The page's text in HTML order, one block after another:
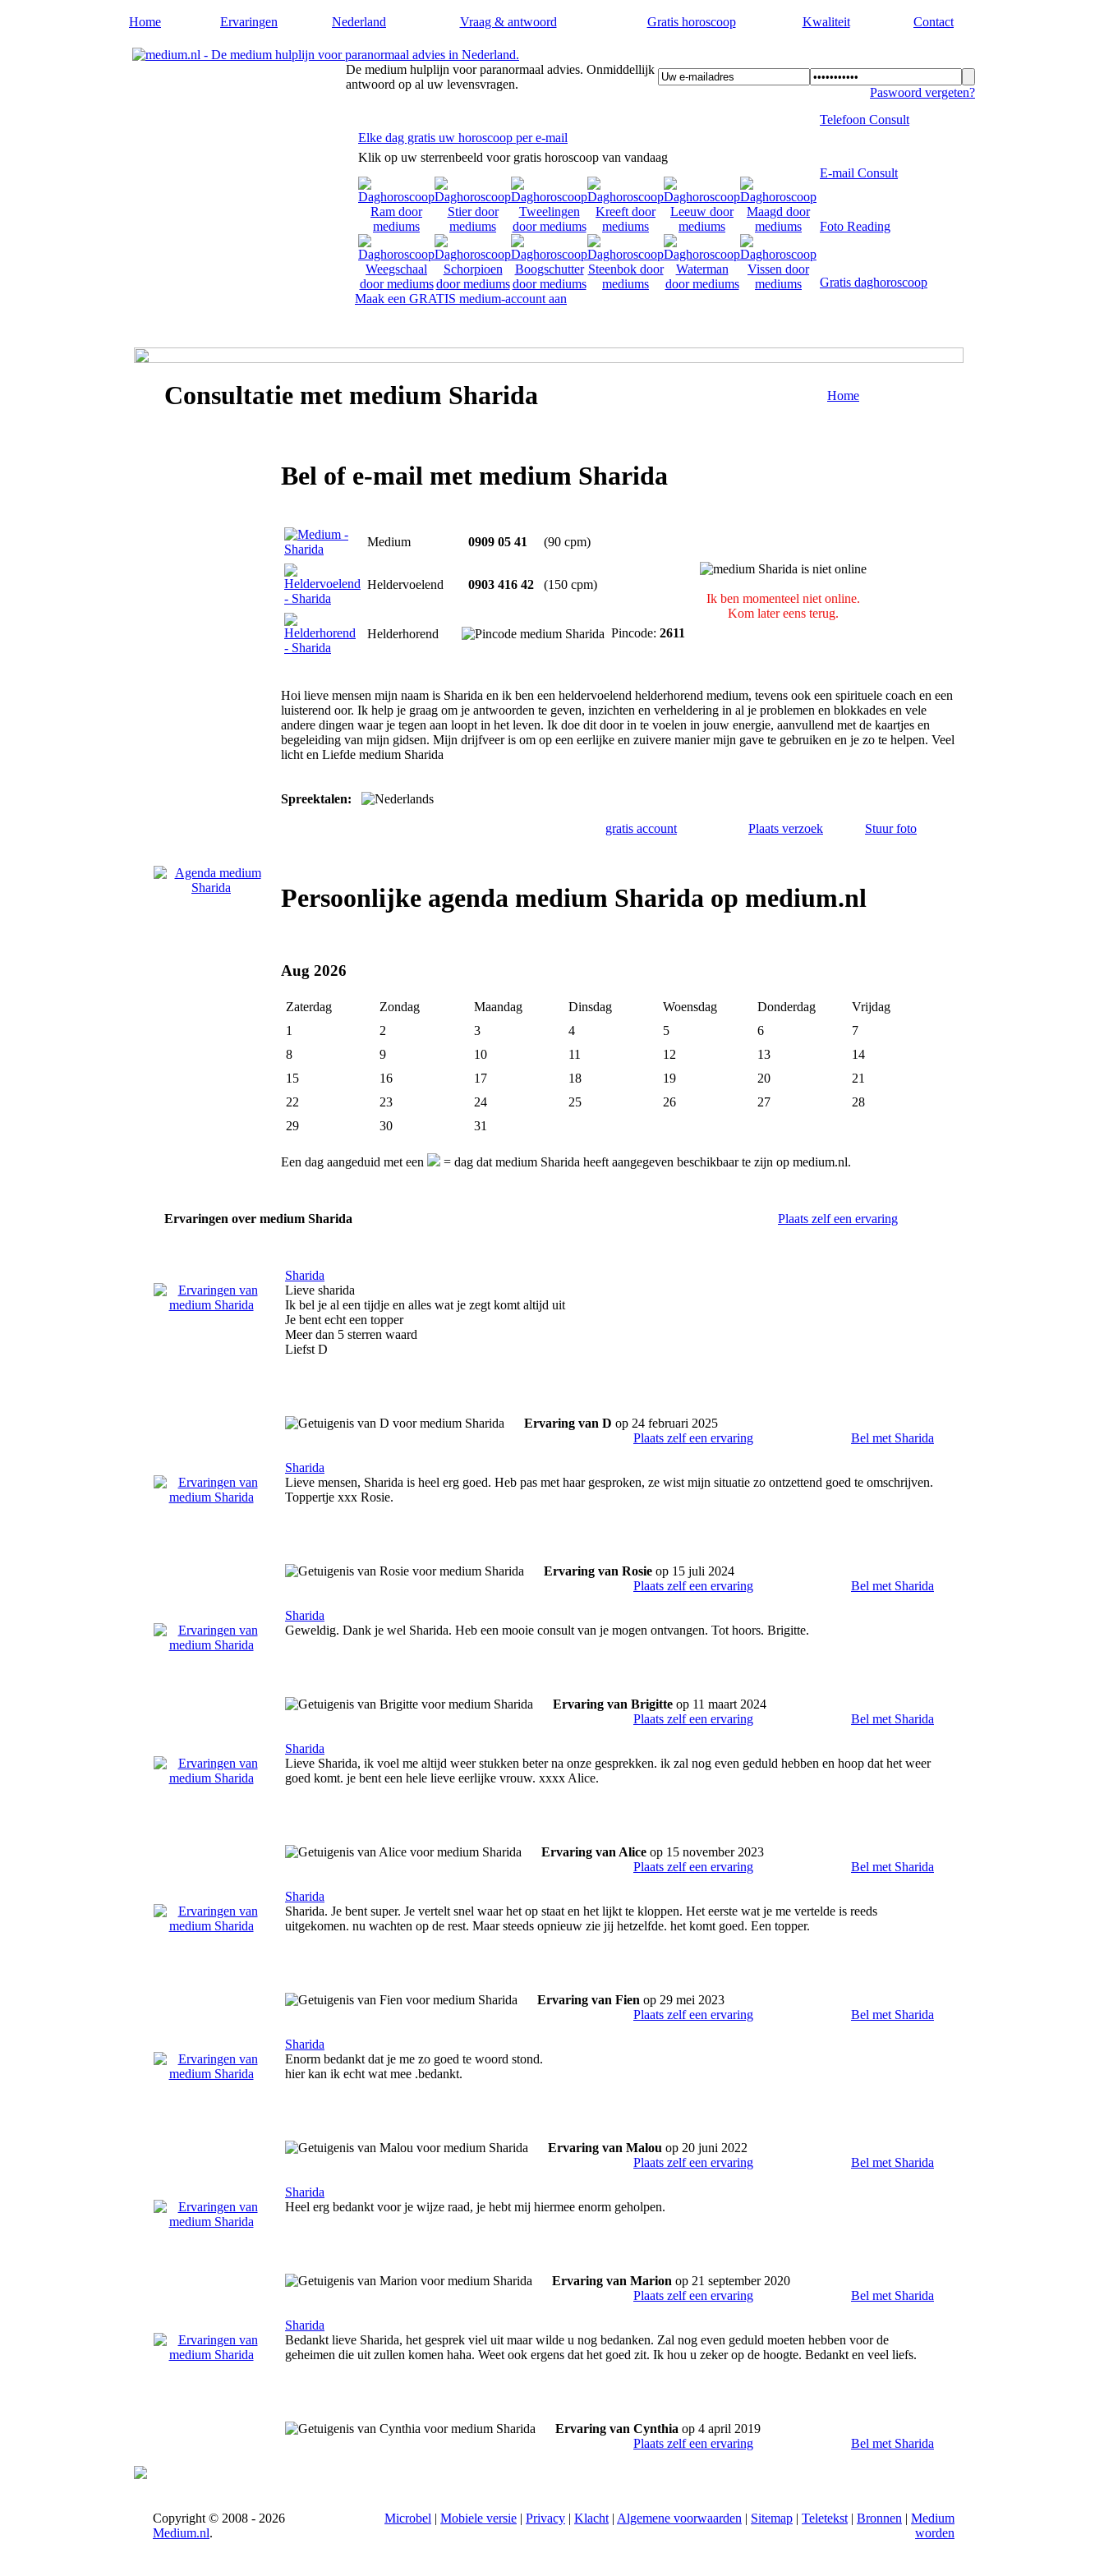
Home Ervaringen Nederland Vraag & antwoord Gratis horoscoop Kwaliteit Contact
De medium hulplijn voor paranormaal advies. Onmiddellijk
antwoord op al uw levensvragen.
Paswoord vergeten?
Elke dag gratis uw horoscoop per e-mail
Klik op uw sterrenbeeld voor gratis horoscoop van vandaag
Maak een GRATIS medium-account aan
Telefoon Consult
E-mail Consult
Foto Reading
Gratis daghoroscoop
Consultatie met medium Sharida Home
Bel of e-mail met medium Sharida
Medium 0909 05 41 (90 cpm)
Ik ben momenteel niet online.
Kom later eens terug.
Heldervoelend 0903 416 42 (150 cpm)
Helderhorend Pincode: 2611
Hoi lieve mensen mijn naam is Sharida en ik ben een heldervoelend helderhorend medium, tevens ook een spirituele coach en een
luisterend oor. Ik help je graag om je antwoorden te geven, inzichten en verheldering in al je problemen en blokkades en vele
andere dingen waar je tegen aan loopt in het leven. Ik doe dit door in te voelen in jouw energie, aanvullend met de kaartjes en
begeleiding van mijn gidsen. Mijn drijfveer is om op een eerlijke en zuivere manier mijn gave te gebruiken en je zo te helpen. Veel
licht en Liefde medium Sharida
Spreektalen:
gratis account Plaats verzoek Stuur foto
Persoonlijke agenda medium Sharida op medium.nl
Aug 2026
Zaterdag Zondag Maandag Dinsdag Woensdag Donderdag
Vrijdag
1
2 3 4 5 6
7
8
9 10 11 12 13
14
15
16 17 18 19 20
21
22
23 24 25 26 27
28
29
30 31
Een dag aangeduid met een = dag dat medium Sharida heeft aangegeven beschikbaar te zijn op medium.nl.
Ervaringen over medium Sharida Plaats zelf een ervaring
Sharida
Lieve sharida
Ik bel je al een tijdje en alles wat je zegt komt altijd uit
Je bent echt een topper
Meer dan 5 sterren waard
Liefst D
Ervaring van D op 24 februari 2025
Plaats zelf een ervaring
Bel met Sharida
Sharida
Lieve mensen, Sharida is heel erg goed. Heb pas met haar gesproken, ze wist mijn situatie zo ontzettend goed te omschrijven.
Toppertje xxx Rosie.
Ervaring van Rosie op 15 juli 2024
Plaats zelf een ervaring
Bel met Sharida
Sharida
Geweldig. Dank je wel Sharida. Heb een mooie consult van je mogen ontvangen. Tot hoors. Brigitte.
Ervaring van Brigitte op 11 maart 2024
Plaats zelf een ervaring
Bel met Sharida
Sharida
Lieve Sharida, ik voel me altijd weer stukken beter na onze gesprekken. ik zal nog even geduld hebben en hoop dat het weer
goed komt. je bent een hele lieve eerlijke vrouw. xxxx Alice.
Ervaring van Alice op 15 november 2023
Plaats zelf een ervaring
Bel met Sharida
Sharida
Sharida. Je bent super. Je vertelt snel waar het op staat en het lijkt te kloppen. Het eerste wat je me vertelde is reeds
uitgekomen. nu wachten op de rest. Maar steeds opnieuw zie jij hetzelfde. het komt goed. Een topper.
Ervaring van Fien op 29 mei 2023
Plaats zelf een ervaring
Bel met Sharida
Sharida
Enorm bedankt dat je me zo goed te woord stond.
hier kan ik echt wat mee .bedankt.
Ervaring van Malou op 20 juni 2022
Plaats zelf een ervaring
Bel met Sharida
Sharida
Heel erg bedankt voor je wijze raad, je hebt mij hiermee enorm geholpen.
Ervaring van Marion op 21 september 2020
Plaats zelf een ervaring
Bel met Sharida
Sharida
Bedankt lieve Sharida, het gesprek viel uit maar wilde u nog bedanken. Zal nog even geduld moeten hebben voor de
geheimen die uit zullen komen haha. Weet ook ergens dat het goed zit. Ik hou u zeker op de hoogte. Bedankt en veel liefs.
Ervaring van Cynthia op 4 april 2019
Plaats zelf een ervaring
Bel met Sharida
Copyright © 2008 - 2026
Medium.nl.
Microbel | Mobiele versie | Privacy | Klacht | Algemene voorwaarden | Sitemap | Teletekst | Bronnen | Medium
worden